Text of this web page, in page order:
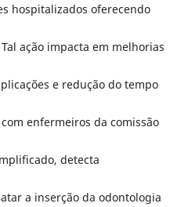
hospitalizados oferecendo
ação impacta em melhorias
e redução do tempo
enfermeiros da comissão
detecta
a inserção da odontologia